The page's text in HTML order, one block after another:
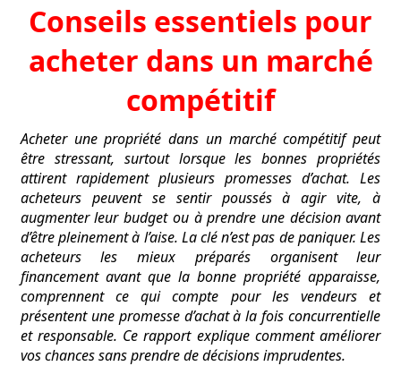
Conseils essentiels pour
acheter dans un marché
compétitif
Acheter une propriété dans un marché compétitif peut
être stressant, surtout lorsque les bonnes propriétés
attirent rapidement plusieurs promesses d’achat. Les
acheteurs peuvent se sentir poussés à agir vite, à
augmenter leur budget ou à prendre une décision avant
d’être pleinement à l’aise. La clé n’est pas de paniquer. Les
acheteurs les mieux préparés organisent leur
financement avant que la bonne propriété apparaisse,
comprennent ce qui compte pour les vendeurs et
présentent une promesse d’achat à la fois concurrentielle
et responsable. Ce rapport explique comment améliorer
vos chances sans prendre de décisions imprudentes.